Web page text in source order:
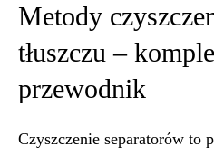
Metody
tłuszczu –
przewodnik
Czyszczenie separatorów to